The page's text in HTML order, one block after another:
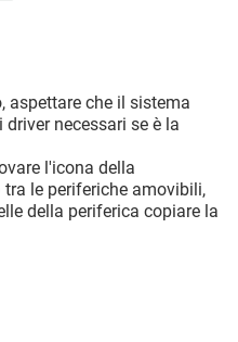
aspettare che il sistema
necessari se è la
l'icona della
le periferiche amovibili,
della periferica copiare la